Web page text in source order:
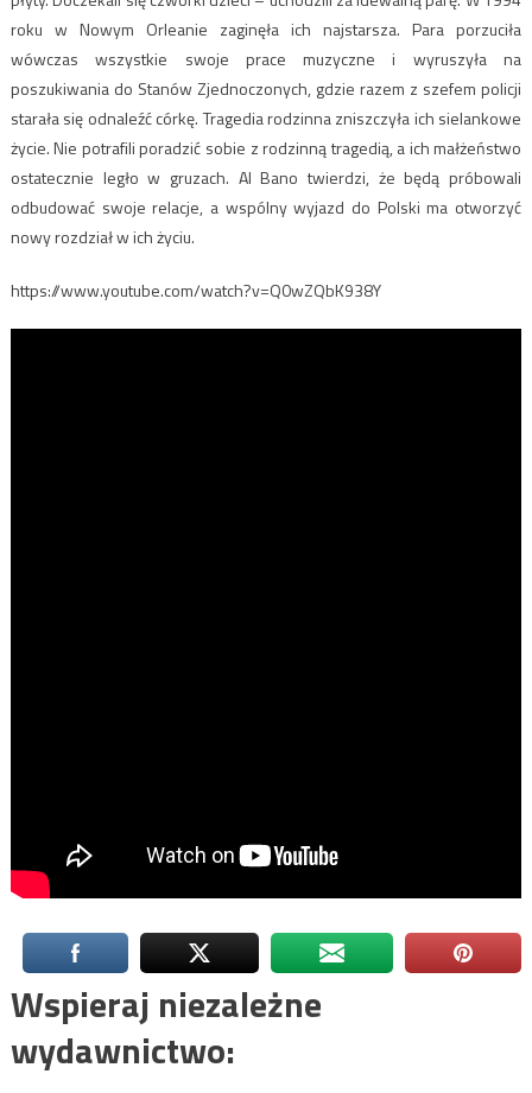
roku w Nowym Orleanie zaginęła ich najstarsza. Para porzuciła
wówczas wszystkie swoje prace muzyczne i wyruszyła na
poszukiwania do Stanów Zjednoczonych, gdzie razem z szefem policji
starała się odnaleźć córkę. Tragedia rodzinna zniszczyła ich sielankowe
życie. Nie potrafili poradzić sobie z rodzinną tragedią, a ich małżeństwo
ostatecznie legło w gruzach. Al Bano twierdzi, że będą próbowali
odbudować swoje relacje, a wspólny wyjazd do Polski ma otworzyć
nowy rozdział w ich życiu.
https://www.youtube.com/watch?v=Q0wZQbK938Y
Wspieraj niezależne
wydawnictwo: